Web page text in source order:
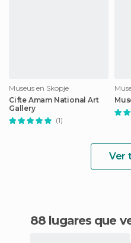
Museus en Skopje
Cifte Amam National Art
Gallery
(1)
Ver
88 lugares que